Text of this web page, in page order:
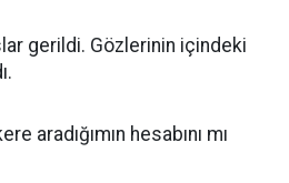
gerildi. Gözlerinin içindeki
aradığımın hesabını mı